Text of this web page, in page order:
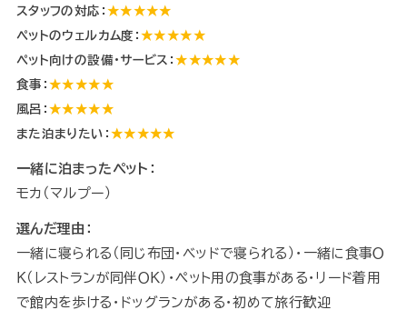
スタッフの対応： ★★★★★
ペットのウェルカム度：★★★★★
ペット向けの設備・サービス：★★★★★
食事：★★★★★
風呂：★★★★★
また泊まりたい： ★★★★★
一緒に泊まったペット：
モカ（マルプー）
選んだ理由：
一緒に寝られる（同じ布団・ベッドで寝られる）・一緒に食事Ｏ
Ｋ（レストランが同伴ＯＫ）・ペット用の食事がある・リード着用
で館内を歩ける・ドッグランがある・初めて旅行歓迎